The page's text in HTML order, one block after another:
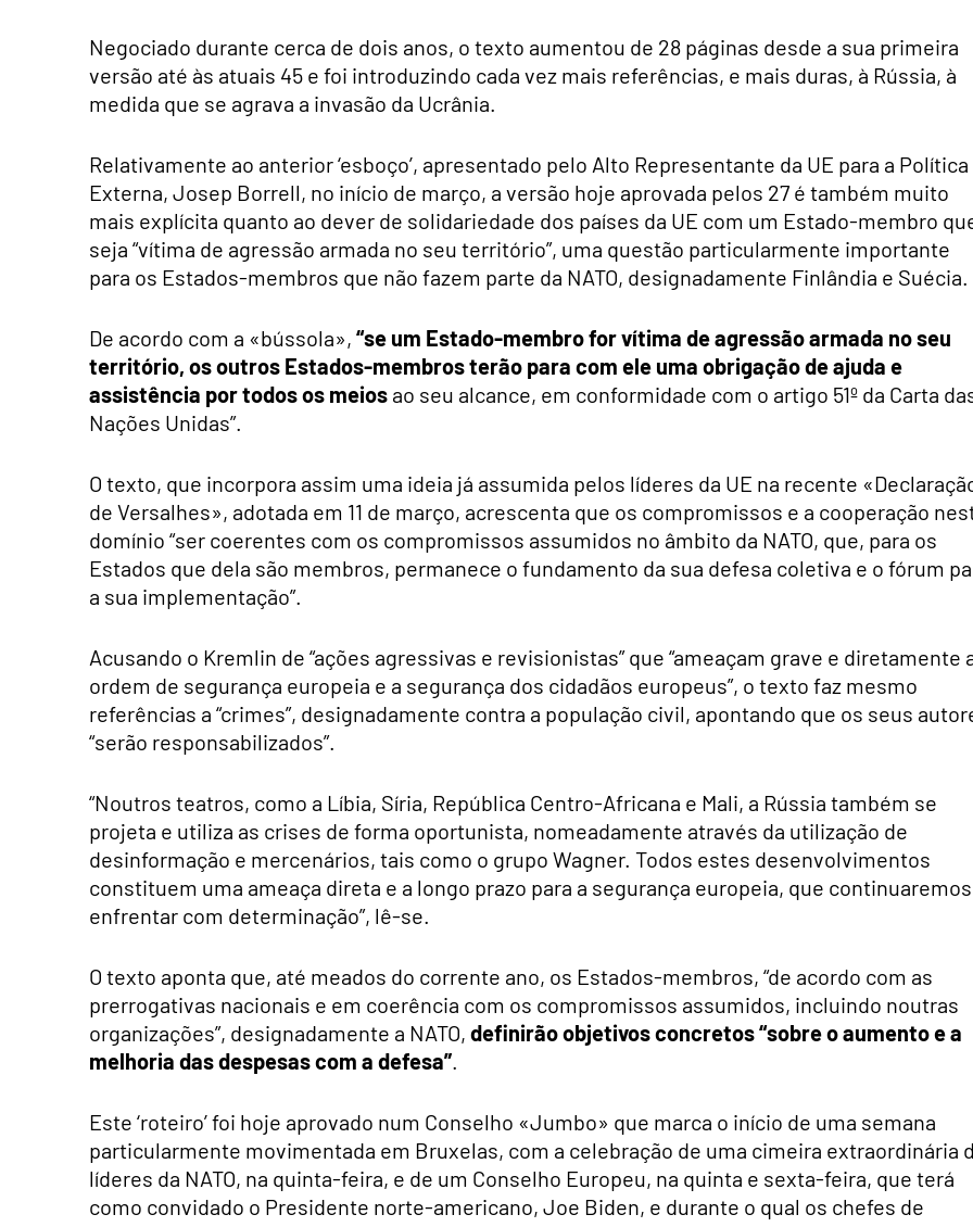
Negociado durante cerca de dois anos, o texto aumentou de 28 páginas desde a sua primeira
versão até às atuais 45 e foi introduzindo cada vez mais referências, e mais duras, à Rússia, à
medida que se agrava a invasão da Ucrânia.
Relativamente ao anterior ‘esboço’, apresentado pelo Alto Representante da UE para a Política
Externa, Josep Borrell, no início de março, a versão hoje aprovada pelos 27 é também muito
mais explícita quanto ao dever de solidariedade dos países da UE com um Estado-membro
seja “vítima de agressão armada no seu território”, uma questão particularmente importante
para os Estados-membros que não fazem parte da NATO, designadamente Finlândia e Suécia.
De acordo com a «bússola», “se um Estado-membro for vítima de agressão armada no seu
território, os outros Estados-membros terão para com ele uma obrigação de ajuda e
assistência por todos os meios ao seu alcance, em conformidade com o artigo 51º da Carta
Nações Unidas”.
O texto, que incorpora assim uma ideia já assumida pelos líderes da UE na recente
de Versalhes», adotada em 11 de março, acrescenta que os compromissos e a cooperação
domínio “ser coerentes com os compromissos assumidos no âmbito da NATO, que, para os
Estados que dela são membros, permanece o fundamento da sua defesa coletiva e o fórum
a sua implementação”.
Acusando o Kremlin de “ações agressivas e revisionistas” que “ameaçam grave e diretamente
ordem de segurança europeia e a segurança dos cidadãos europeus”, o texto faz mesmo
referências a “crimes”, designadamente contra a população civil, apontando que os seus
“serão responsabilizados”.
“Noutros teatros, como a Líbia, Síria, República Centro-Africana e Mali, a Rússia também se
projeta e utiliza as crises de forma oportunista, nomeadamente através da utilização de
desinformação e mercenários, tais como o grupo Wagner. Todos estes desenvolvimentos
constituem uma ameaça direta e a longo prazo para a segurança europeia, que
enfrentar com determinação”, lê-se.
O texto aponta que, até meados do corrente ano, os Estados-membros, “de acordo com as
prerrogativas nacionais e em coerência com os compromissos assumidos, incluindo noutras
organizações”, designadamente a NATO, definirão objetivos concretos “sobre o aumento e a
melhoria das despesas com a defesa”
Este ‘roteiro’ foi hoje aprovado num Conselho «Jumbo» que marca o início de uma semana
particularmente movimentada em Bruxelas, com a celebração de uma cimeira extraordinária
líderes da NATO, na quinta-feira, e de um Conselho Europeu, na quinta e sexta-feira, que terá
como convidado o Presidente norte-americano, Joe Biden, e durante o qual os chefes de